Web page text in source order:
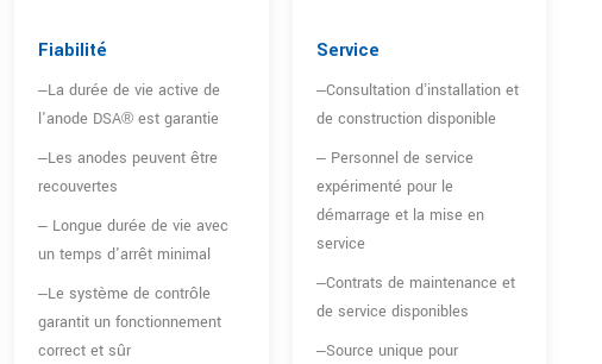
Fiabilité
–La durée de vie active de
l'anode DSA® est garantie
–Les anodes peuvent être
recouvertes
– Longue durée de vie avec
un temps d'arrêt minimal
–Le système de contrôle
garantit un fonctionnement
correct et sûr
Service
–Consultation d’installation et
de construction disponible
– Personnel de service
expérimenté pour le
démarrage et la mise en
service
–Contrats de maintenance et
de service disponibles
–Source unique pour